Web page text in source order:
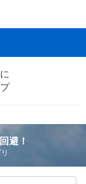
避！